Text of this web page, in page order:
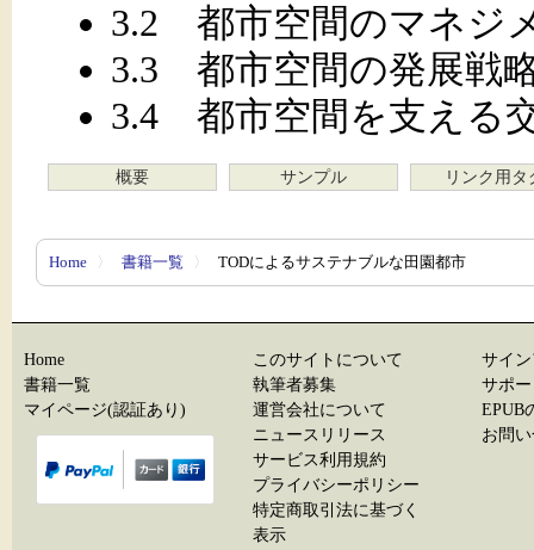
3.2 都市空間のマネジ
3.3 都市空間の発展戦
3.4 都市空間を支える
概要 サンプル リンク用タ
Home 〉 書籍一覧 〉 TODによるサステナブルな田園都市
Home
書籍一覧
マイページ(認証あり)
このサイトについて
執筆者募集
運営会社について
ニュースリリース
サービス利用規約
プライバシーポリシー
特定商取引法に基づく
表示
サイ
サポ
EPUB
お問